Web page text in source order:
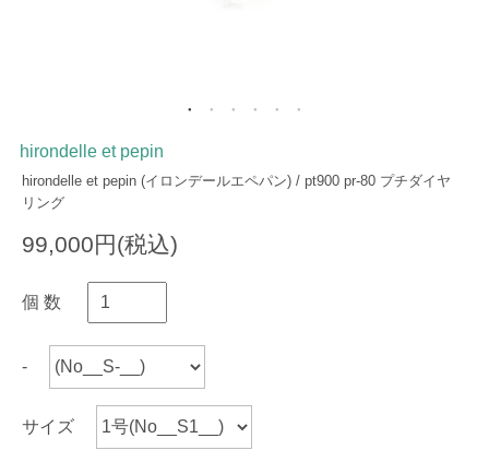
hirondelle et pepin
hirondelle et pepin (イロンデールエペパン) / pt900 pr-80 プチダイヤ
リング
99,000円(税込)
個 数
-
サイズ